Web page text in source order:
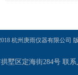
杭州庚雨仪器有限公司
墅区定海街284号 联